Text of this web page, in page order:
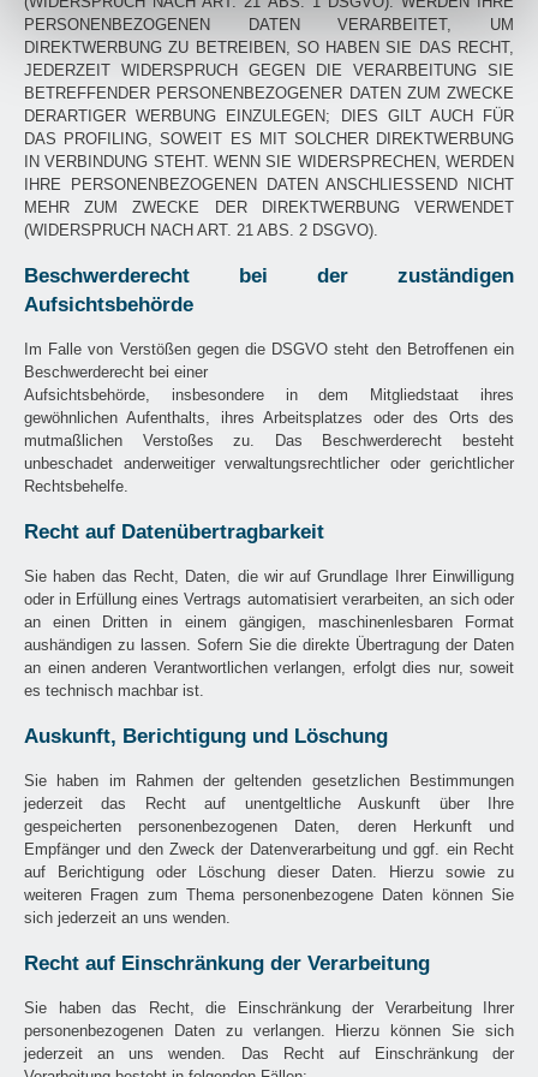
PERSONENBEZOGENEN DATEN VERARBEITET, UM
DIREKTWERBUNG ZU BETREIBEN, SO HABEN SIE DAS RECHT,
JEDERZEIT WIDERSPRUCH GEGEN DIE VERARBEITUNG SIE
BETREFFENDER PERSONENBEZOGENER DATEN ZUM ZWECKE
DERARTIGER WERBUNG EINZULEGEN; DIES GILT AUCH FÜR
DAS PROFILING, SOWEIT ES MIT SOLCHER DIREKTWERBUNG
IN VERBINDUNG STEHT. WENN SIE WIDERSPRECHEN, WERDEN
IHRE PERSONENBEZOGENEN DATEN ANSCHLIESSEND NICHT
MEHR ZUM ZWECKE DER DIREKTWERBUNG VERWENDET
(WIDERSPRUCH NACH ART. 21 ABS. 2 DSGVO).
Beschwerderecht bei der zuständigen
Aufsichtsbehörde
Im Falle von Verstößen gegen die DSGVO steht den Betroffenen ein
Beschwerderecht bei einer
Aufsichtsbehörde, insbesondere in dem Mitgliedstaat ihres
gewöhnlichen Aufenthalts, ihres Arbeitsplatzes oder des Orts des
mutmaßlichen Verstoßes zu. Das Beschwerderecht besteht
unbeschadet anderweitiger verwaltungsrechtlicher oder gerichtlicher
Rechtsbehelfe.
Recht auf Datenübertragbarkeit
Sie haben das Recht, Daten, die wir auf Grundlage Ihrer Einwilligung
oder in Erfüllung eines Vertrags automatisiert verarbeiten, an sich oder
an einen Dritten in einem gängigen, maschinenlesbaren Format
aushändigen zu lassen. Sofern Sie die direkte Übertragung der Daten
an einen anderen Verantwortlichen verlangen, erfolgt dies nur, soweit
es technisch machbar ist.
Auskunft, Berichtigung und Löschung
Sie haben im Rahmen der geltenden gesetzlichen Bestimmungen
jederzeit das Recht auf unentgeltliche Auskunft über Ihre
gespeicherten personenbezogenen Daten, deren Herkunft und
Empfänger und den Zweck der Datenverarbeitung und ggf. ein Recht
auf Berichtigung oder Löschung dieser Daten. Hierzu sowie zu
weiteren Fragen zum Thema personenbezogene Daten können Sie
sich jederzeit an uns wenden.
Recht auf Einschränkung der Verarbeitung
Sie haben das Recht, die Einschränkung der Verarbeitung Ihrer
personenbezogenen Daten zu verlangen. Hierzu können Sie sich
jederzeit an uns wenden. Das Recht auf Einschränkung der